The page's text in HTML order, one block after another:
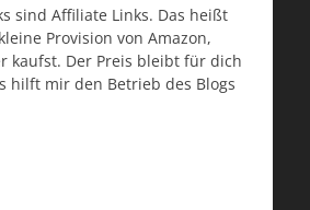
sind Affiliate Links. Das heißt
Provision von Amazon,
kaufst. Der Preis bleibt für dich
hilft mir den Betrieb des Blogs